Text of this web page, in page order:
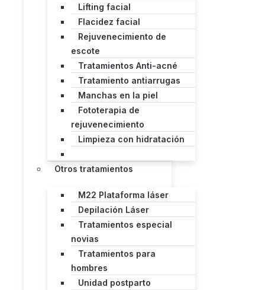
Lifting facial
Flacidez facial
Rejuvenecimiento de
escote
Tratamientos Anti-acné
Tratamiento antiarrugas
Manchas en la piel
Fototerapia de
rejuvenecimiento
Limpieza con hidratación
Otros tratamientos
M22 Plataforma láser
Depilación Láser
Tratamientos especial
novias
Tratamientos para
hombres
Unidad postparto